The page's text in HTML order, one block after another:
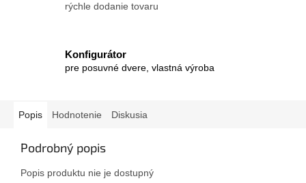
rýchle dodanie tovaru
Konfigurátor
pre posuvné dvere, vlastná výroba
Popis Hodnotenie Diskusia
Podrobný popis
Popis produktu nie je dostupný